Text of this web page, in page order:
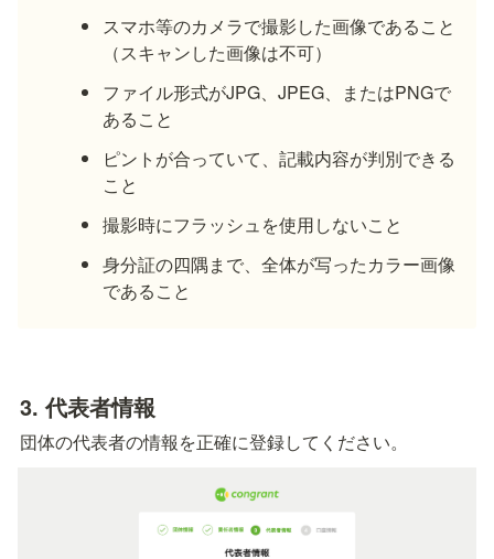
スマホ等のカメラで撮影した画像であること
（スキャンした画像は不可）
ファイル形式がJPG、JPEG、またはPNGで
あること
ピントが合っていて、記載内容が判別できる
こと
撮影時にフラッシュを使用しないこと
身分証の四隅まで、全体が写ったカラー画像
であること
3. 代表者情報
団体の代表者の情報を正確に登録してください。